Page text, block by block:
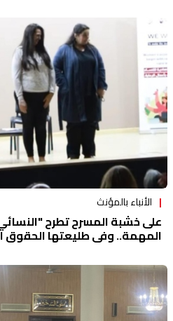
الأنباء بالمؤنث
على خشبة المسرح تطرح
المهمة.. وفي طليعتها الحقوق